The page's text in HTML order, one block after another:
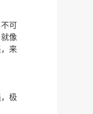
可
像
来
极